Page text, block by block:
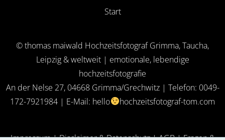
Start
© thomas maiwald Hochzeitsfotograf Grimma, Taucha,
Leipzig & weltweit | emotionale, lebendige
hochzeitsfotografie
An der Nelse 27, 04668 Grimma/Grechwitz | Telefon: 0049-
172-7921984 | E-Mail: hello hochzeitsfotograf-tom.com
Impressum|Disclaimer & Datenschutz​ |AGB|Fragen &